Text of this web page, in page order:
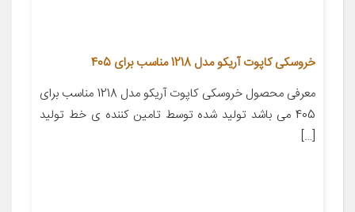
خروسکی کاپوت آریکو مدل 1218 مناسب برای 405
معرفی محصول خروسکی کاپوت آریکو مدل 1218 مناسب برای
405 می باشد تولید شده توسط تامین کننده ی خط تولید
[…]